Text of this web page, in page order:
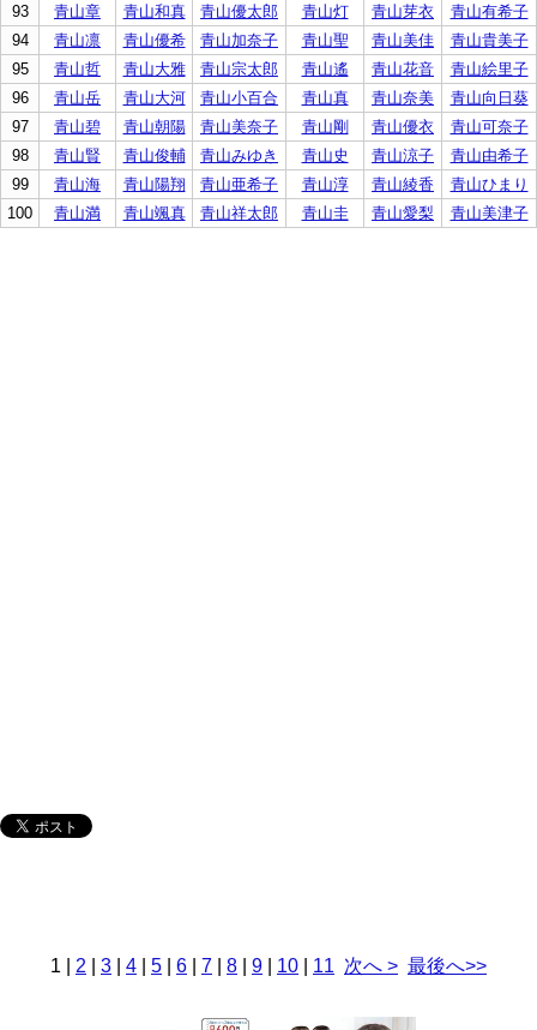
93
青山章 青山和真 青山優太郎 青山灯 青山芽衣
青山有希子
94
青山凛 青山優希 青山加奈子 青山聖 青山美佳
青山貴美子
95
青山哲 青山大雅 青山宗太郎 青山遙 青山花音
青山絵里子
96
青山岳 青山大河 青山小百合 青山真 青山奈美
青山向日葵
97
青山碧 青山朝陽 青山美奈子 青山剛 青山優衣
青山可奈子
98
青山賢 青山俊輔 青山みゆき 青山史 青山涼子
青山由希子
99
青山海 青山陽翔 青山亜希子 青山淳 青山綾香
青山ひまり
100
青山満 青山颯真 青山祥太郎 青山圭 青山愛梨 青山美津子
1 2 3 4 5 6 7 8 9 10 11 次へ > 最後へ>>